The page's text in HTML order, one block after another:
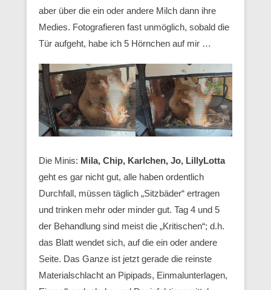
aber über die ein oder andere Milch dann ihre
Medies. Fotografieren fast unmöglich, sobald die
Tür aufgeht, habe ich 5 Hörnchen auf mir …
Die Minis: Mila, Chip, Karlchen, Jo, LillyLotta
geht es gar nicht gut, alle haben ordentlich
Durchfall, müssen täglich „Sitzbäder“ ertragen
und trinken mehr oder minder gut. Tag 4 und 5
der Behandlung sind meist die „Kritischen“; d.h.
das Blatt wendet sich, auf die ein oder andere
Seite. Das Ganze ist jetzt gerade die reinste
Materialschlacht an Pipipads, Einmalunterlagen,